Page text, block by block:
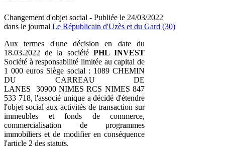
Changement d'objet social - Publiée le 24/03/2022
dans le journal Le Républicain d'Uzès et du Gard (30)
Aux termes d'une décision en date du
18.03.2022 de la société PHL INVEST
Société à responsabilité limitée au capital de
1 000 euros Siège social : 1089 CHEMIN
DU CARREAU DE
LANES 30900 NIMES RCS NIMES 847
533 718, l'associé unique a décidé d'étendre
l'objet social aux activités de transaction sur
immeubles et fonds de commerce,
commercialisation de programmes
immobiliers et de modifier en conséquence
l'article 2 des statuts.